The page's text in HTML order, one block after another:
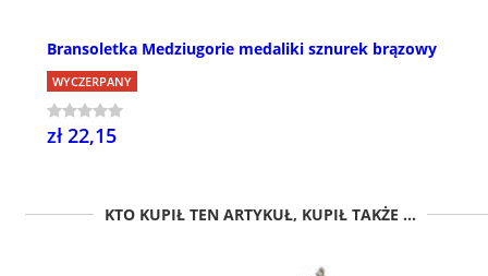
Bransoletka Medziugorie medaliki sznurek brązowy
WYCZERPANY
zł 22,15
KTO KUPIŁ TEN ARTYKUŁ, KUPIŁ TAKŻE ...